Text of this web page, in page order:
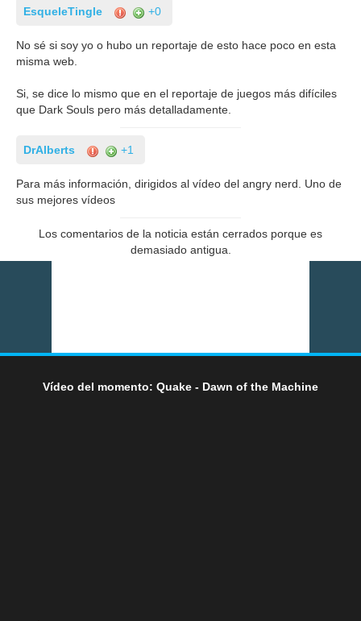
EsqueleTingle +0
No sé si soy yo o hubo un reportaje de esto hace poco en esta
misma web.
Si, se dice lo mismo que en el reportaje de juegos más difíciles
que Dark Souls pero más detalladamente.
DrAlberts +1
Para más información, dirigidos al vídeo del angry nerd. Uno de
sus mejores vídeos
Los comentarios de la noticia están cerrados porque es
demasiado antigua.
Vídeo del momento: Quake - Dawn of the Machine